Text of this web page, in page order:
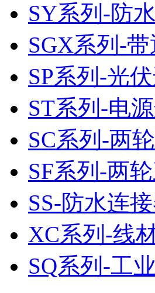
SY系列-防
SGX系列-
SP系列-光
ST系列-电
SC系列-两
SF系列-两
SS-防水连
XC系列-线
SQ系列-工